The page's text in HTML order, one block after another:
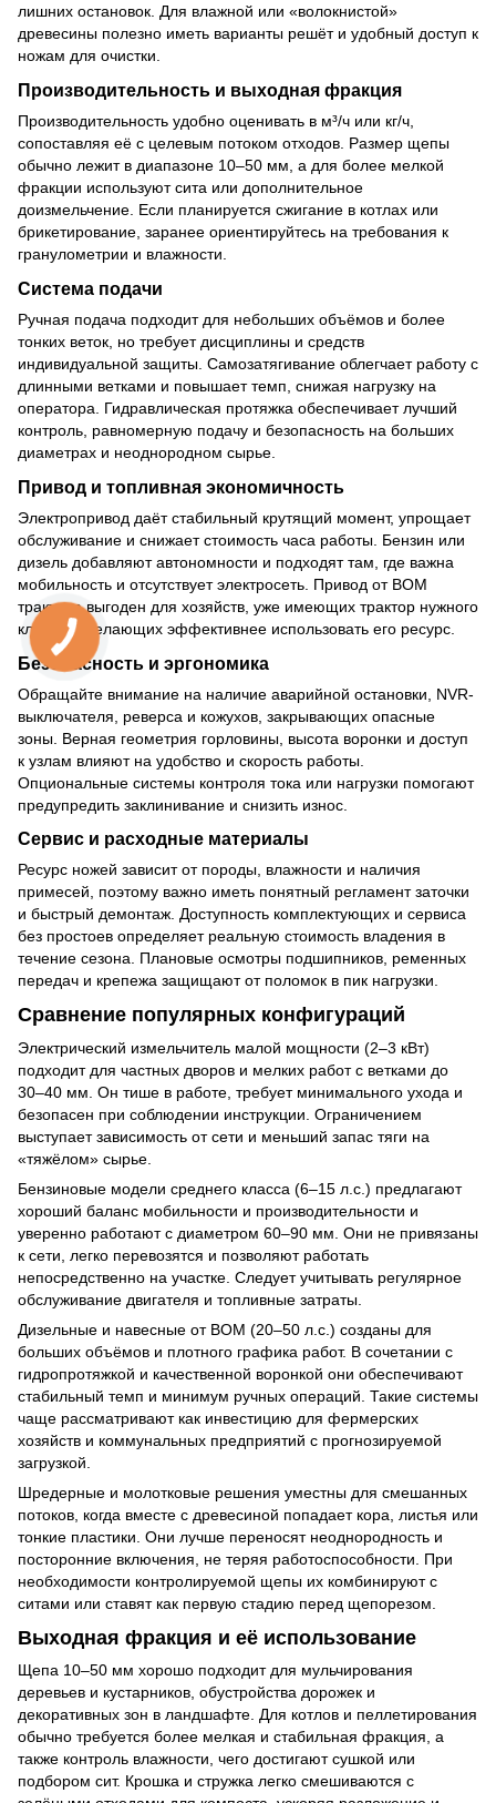
лишних остановок. Для влажной или «волокнистой»
древесины полезно иметь варианты решёт и удобный доступ к
ножам для очистки.
Производительность и выходная фракция
Производительность удобно оценивать в м³/ч или кг/ч,
сопоставляя её с целевым потоком отходов. Размер щепы
обычно лежит в диапазоне 10–50 мм, а для более мелкой
фракции используют сита или дополнительное
доизмельчение. Если планируется сжигание в котлах или
брикетирование, заранее ориентируйтесь на требования к
гранулометрии и влажности.
Система подачи
Ручная подача подходит для небольших объёмов и более
тонких веток, но требует дисциплины и средств
индивидуальной защиты. Самозатягивание облегчает работу с
длинными ветками и повышает темп, снижая нагрузку на
оператора. Гидравлическая протяжка обеспечивает лучший
контроль, равномерную подачу и безопасность на больших
диаметрах и неоднородном сырье.
Привод и топливная экономичность
Электропривод даёт стабильный крутящий момент, упрощает
обслуживание и снижает стоимость часа работы. Бензин или
дизель добавляют автономности и подходят там, где важна
мобильность и отсутствует электросеть. Привод от ВОМ
трактора выгоден для хозяйств, уже имеющих трактор нужного
класса и желающих эффективнее использовать его ресурс.
Безопасность и эргономика
Обращайте внимание на наличие аварийной остановки, NVR-
выключателя, реверса и кожухов, закрывающих опасные
зоны. Верная геометрия горловины, высота воронки и доступ
к узлам влияют на удобство и скорость работы.
Опциональные системы контроля тока или нагрузки помогают
предупредить заклинивание и снизить износ.
Сервис и расходные материалы
Ресурс ножей зависит от породы, влажности и наличия
примесей, поэтому важно иметь понятный регламент заточки
и быстрый демонтаж. Доступность комплектующих и сервиса
без простоев определяет реальную стоимость владения в
течение сезона. Плановые осмотры подшипников, ременных
передач и крепежа защищают от поломок в пик нагрузки.
Сравнение популярных конфигураций
Электрический измельчитель малой мощности (2–3 кВт)
подходит для частных дворов и мелких работ с ветками до
30–40 мм. Он тише в работе, требует минимального ухода и
безопасен при соблюдении инструкции. Ограничением
выступает зависимость от сети и меньший запас тяги на
«тяжёлом» сырье.
Бензиновые модели среднего класса (6–15 л.с.) предлагают
хороший баланс мобильности и производительности и
уверенно работают с диаметром 60–90 мм. Они не привязаны
к сети, легко перевозятся и позволяют работать
непосредственно на участке. Следует учитывать регулярное
обслуживание двигателя и топливные затраты.
Дизельные и навесные от ВОМ (20–50 л.с.) созданы для
больших объёмов и плотного графика работ. В сочетании с
гидропротяжкой и качественной воронкой они обеспечивают
стабильный темп и минимум ручных операций. Такие системы
чаще рассматривают как инвестицию для фермерских
хозяйств и коммунальных предприятий с прогнозируемой
загрузкой.
Шредерные и молотковые решения уместны для смешанных
потоков, когда вместе с древесиной попадает кора, листья или
тонкие пластики. Они лучше переносят неоднородность и
посторонние включения, не теряя работоспособности. При
необходимости контролируемой щепы их комбинируют с
ситами или ставят как первую стадию перед щепорезом.
Выходная фракция и её использование
Щепа 10–50 мм хорошо подходит для мульчирования
деревьев и кустарников, обустройства дорожек и
декоративных зон в ландшафте. Для котлов и пеллетирования
обычно требуется более мелкая и стабильная фракция, а
также контроль влажности, чего достигают сушкой или
подбором сит. Крошка и стружка легко смешиваются с